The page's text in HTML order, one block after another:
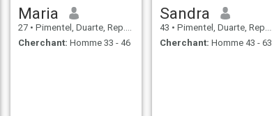
Maria
27 • Pimentel, Duarte, Rep.Dominicaine
Cherchant: Homme 33 - 46
Sandra
43 • Pimentel, Duarte, Rep.Dominicaine
Cherchant: Homme 43 - 63